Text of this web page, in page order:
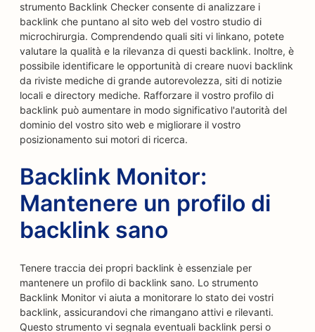
strumento Backlink Checker consente di analizzare i
backlink che puntano al sito web del vostro studio di
microchirurgia. Comprendendo quali siti vi linkano, potete
valutare la qualità e la rilevanza di questi backlink. Inoltre, è
possibile identificare le opportunità di creare nuovi backlink
da riviste mediche di grande autorevolezza, siti di notizie
locali e directory mediche. Rafforzare il vostro profilo di
backlink può aumentare in modo significativo l'autorità del
dominio del vostro sito web e migliorare il vostro
posizionamento sui motori di ricerca.
Backlink Monitor:
Mantenere un profilo di
backlink sano
Tenere traccia dei propri backlink è essenziale per
mantenere un profilo di backlink sano. Lo strumento
Backlink Monitor vi aiuta a monitorare lo stato dei vostri
backlink, assicurandovi che rimangano attivi e rilevanti.
Questo strumento vi segnala eventuali backlink persi o